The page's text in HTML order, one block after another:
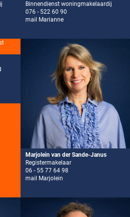
Binnendienst woningmakelaardij
076 - 522 60 90
mail Marianne
Marjolein van der Sande-Janus
Registermakelaar
06 - 55 77 64 98
mail Marjolein